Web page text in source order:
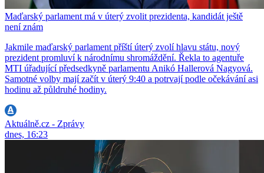
Maďarský parlament má v úterý zvolit prezidenta, kandidát ještě
není znám
Jakmile maďarský parlament příští úterý zvolí hlavu státu, nový
prezident promluví k národnímu shromáždění. Řekla to agentuře
MTI úřadující předsedkyně parlamentu Anikó Hallerová Nagyová.
Samotné volby mají začít v úterý 9:40 a potrvají podle očekávání asi
hodinu až půldruhé hodiny.
Aktuálně.cz - Zprávy
dnes, 16:23